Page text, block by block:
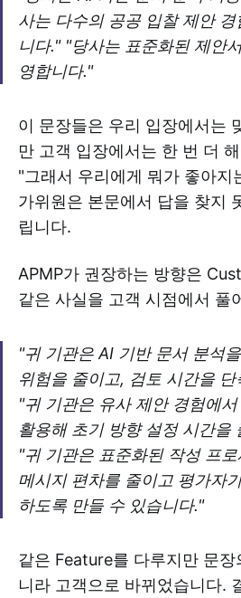
사는 다수의 공공 입찰 제안
니다." "당사는 표준화된 제안
영합니다."
이 문장들은 우리 입장에서는
만 고객 입장에서는 한 번 더
"그래서 우리에게 뭐가 좋아지
가위원은 본문에서 답을 찾지
립니다.
APMP가 권장하는 방향은
같은 사실을 고객 시점에서 풀
"귀 기관은 AI 기반 문서 분석
위험을 줄이고, 검토 시간을
"귀 기관은 유사 제안 경험에
활용해 초기 방향 설정 시간을
"귀 기관은 표준화된 작성 프
메시지 편차를 줄이고 평가자
하도록 만들 수 있습니다."
같은 Feature를 다루지만 문
니라 고객으로 바뀌었습니다.